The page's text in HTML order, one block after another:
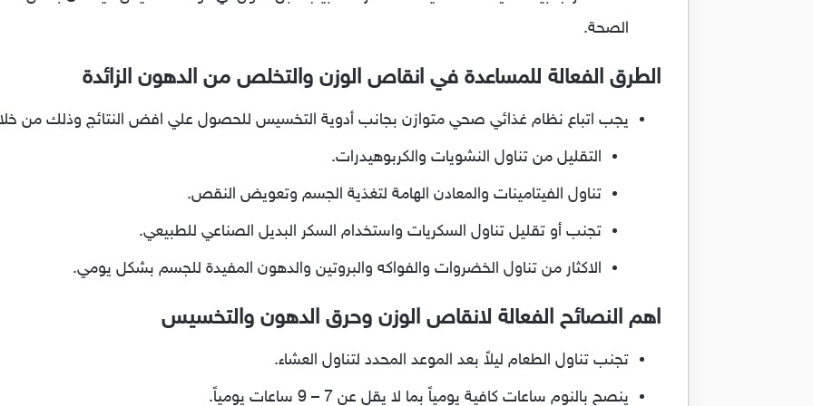
الصحة.
الطرق الفعالة للمساعدة في انقاص الوزن والتخلص من الدهون الزائدة
يجب اتباع نظام غذائي صحي متوازن بجانب أدوية التخسيس للحصول علي افض النتائج وذلك من
التقليل من تناول النشويات والكربوهيدرات.
تناول الفيتامينات والمعادن الهامة لتغذية الجسم وتعويض النقص.
تجنب أو تقليل تناول السكريات واستخدام السكر البديل الصناعي للطبيعي.
الاكثار من تناول الخضروات والفواكه والبروتين والدهون المفيدة للجسم بشكل يومي.
اهم النصائح الفعالة لانقاص الوزن وحرق الدهون والتخسيس
تجنب تناول الطعام ليلاً بعد الموعد المحدد لتناول العشاء.
ينصح بالنوم ساعات كافية يومياً بما لا يقل عن 7 – 9 ساعات يومياً.